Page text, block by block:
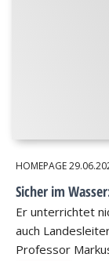
HOMEPAGE
Sicher im
Er unterrichtet
auch
Professor